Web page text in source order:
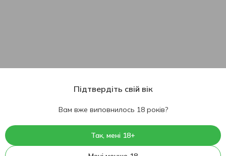
404
Підтвердіть свій вік
Вам вже виповнилось 18 років?
Так, мені 18+